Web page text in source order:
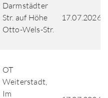
Darmstädter
Str. auf Höhe
Otto-Wels-Str.
17.07.2026
OT
Weiterstadt,
Im